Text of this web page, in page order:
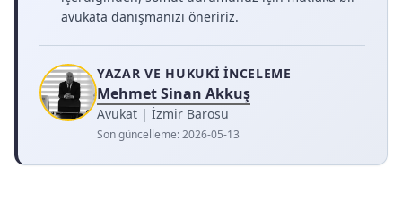
avukata danışmanızı öneririz.
YAZAR VE HUKUKI İNCELEME
Mehmet Sinan Akkuş
Avukat | İzmir Barosu
Son güncelleme:2026-05-13